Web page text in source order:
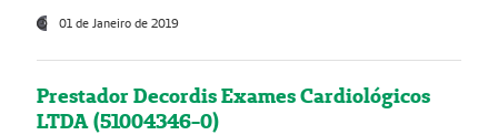
01 de Janeiro de 2019
Prestador Decordis Exames Cardiológicos
LTDA (51004346-0)